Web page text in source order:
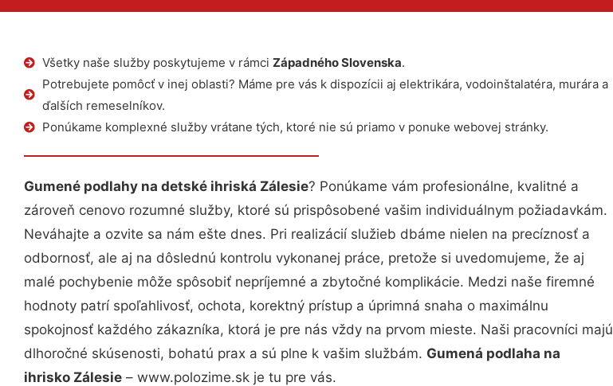
Všetky naše služby poskytujeme v rámci Západného Slovenska.
Potrebujete pomôcť v inej oblasti? Máme pre vás k dispozícii aj elektrikára, vodoinštalatéra, murára a
ďalších remeselníkov.
Ponúkame komplexné služby vrátane tých, ktoré nie sú priamo v ponuke webovej stránky.
Gumené podlahy na detské ihriská Zálesie? Ponúkame vám profesionálne, kvalitné a
zároveň cenovo rozumné služby, ktoré sú prispôsobené vašim individuálnym požiadavkám.
Neváhajte a ozvite sa nám ešte dnes. Pri realizácií služieb dbáme nielen na precíznosť a
odbornosť, ale aj na dôslednú kontrolu vykonanej práce, pretože si uvedomujeme, že aj
malé pochybenie môže spôsobiť nepríjemné a zbytočné komplikácie. Medzi naše firemné
hodnoty patrí spoľahlivosť, ochota, korektný prístup a úprimná snaha o maximálnu
spokojnosť každého zákazníka, ktorá je pre nás vždy na prvom mieste. Naši pracovníci majú
dlhoročné skúsenosti, bohatú prax a sú plne k vašim službám. Gumená podlaha na
ihrisko Zálesie – www.polozime.sk je tu pre vás.